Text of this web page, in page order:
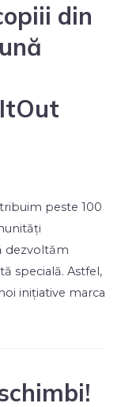
din
peste 100
dezvoltăm
specială. Astfel,
inițiative marca